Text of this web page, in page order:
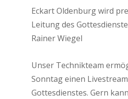
Eckart Oldenburg wird
Leitung des
Rainer Wiegel
Unser Technikteam
Sonntag einen
Gottesdienstes. Gern